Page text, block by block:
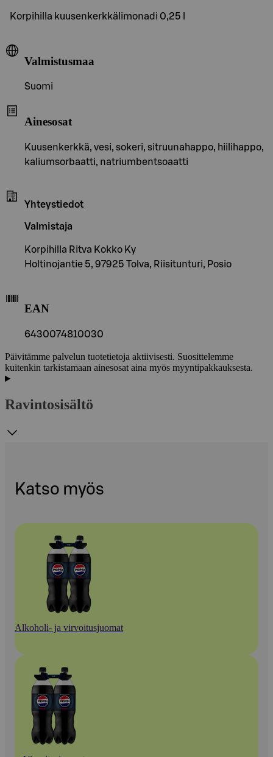
Korpihilla kuusenkerkkälimonadi 0,25 l
Valmistusmaa
Suomi
Ainesosat
Kuusenkerkkä, vesi, sokeri, sitruunahappo, hiilihappo,
kaliumsorbaatti, natriumbentsoaatti
Yhteystiedot
Valmistaja
Korpihilla Ritva Kokko Ky
Holtinojantie 5, 97925 Tolva, Riisitunturi, Posio
EAN
6430074810030
Päivitämme palvelun tuotetietoja aktiivisesti. Suosittelemme
kuitenkin tarkistamaan ainesosat aina myös myyntipakkauksesta.
Ravintosisältö
Katso myös
Alkoholi- ja virvoitusjuomat